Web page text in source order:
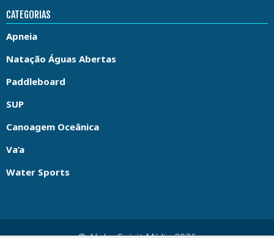
CATEGORIAS
Apneia
Natação Águas Abertas
Paddleboard
SUP
Canoagem Oceânica
Va’a
Water Sports